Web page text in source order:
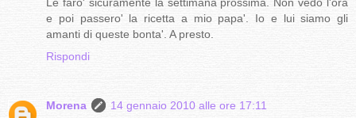
e poi passero' la ricetta a mio papa'. Io e lui siamo gli
amanti di queste bonta'. A presto.
Rispondi
Morena
14 gennaio 2010 alle ore 17:11